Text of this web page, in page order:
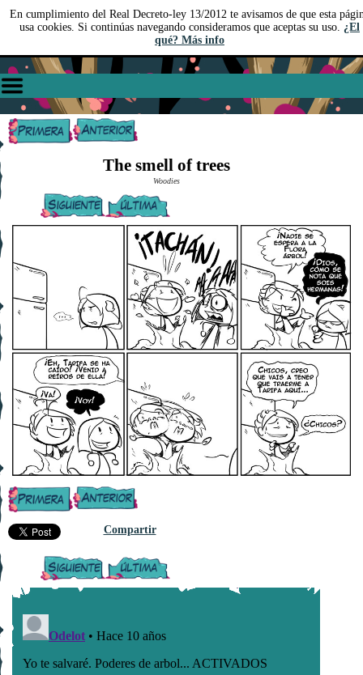
En cumplimiento del Real Decreto-ley 13/2012 te avisamos de que esta
usa cookies. Si continúas navegando consideramos que aceptas su uso. ¿El
qué? Más info
The smell of trees
Woodies
Compartir